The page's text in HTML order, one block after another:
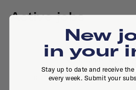
Active jobs
No active jobs
Is this your company
New
in your
Stay up to date and receive the
every week. Submit your